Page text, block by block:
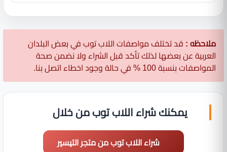
ملاحظه : قد تختلف مواصفات اللاب توب في بعض البلدان
العربية عن بعضها لذلك تأكد قبل الشراء ولا نضمن صحة
المواصفات بنسبة 100 % في حالة وجود اخطاء اتصل بنا.
يمكنك شراء اللاب توب من خلال
شراء اللاب توب من متجر التيسير